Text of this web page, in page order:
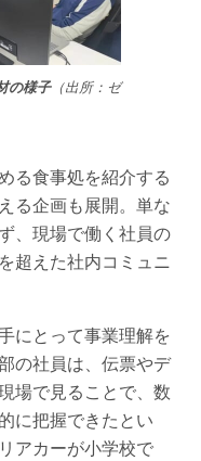
の様子（出所：ゼ
る食事処を紹介する
る企画も展開。単な
、現場で働く社員の
超えた社内コミュニ
にとって事業理解を
の社員は、伝票やデ
場で見ることで、数
に把握できたとい
アカーが小学校で